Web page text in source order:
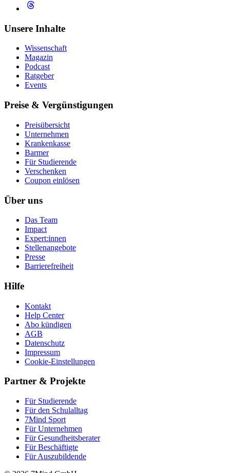
Unsere Inhalte
Wissenschaft
Magazin
Podcast
Ratgeber
Events
Preise & Vergünstigungen
Preisübersicht
Unternehmen
Krankenkasse
Barmer
Für Studierende
Ver­schen­ken
Coupon einlösen
Über uns
Das Team
Impact
Expert:innen
Stellenangebote
Presse
Barrierefreiheit
Hilfe
Kontakt
Help Center
Abo kündigen
AGB
Datenschutz
Impressum
Cookie-Einstellungen
Partner & Projekte
Für Stu­die­rende
Für den Schulalltag
7Mind Sport
Für Unter­neh­men
Für Gesund­heits­be­ra­ter
Für Beschäftigte
Für Auszubildende